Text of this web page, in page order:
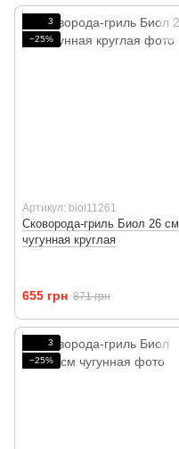
3
−25%
Артикул: biol11261
Сковорода-гриль Биол 26 см
чугунная круглая
655 грн 871 грн
3
−25%